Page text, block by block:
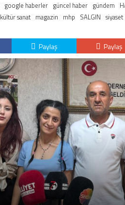
google haberler güncel haber gündem
kültür sanat magazin mhp SALGIN siyaset
Paylaş Paylaş